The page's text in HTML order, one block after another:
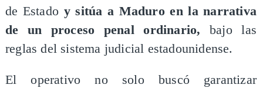
de Estado y sitúa a Maduro en la narrativa
de un proceso penal ordinario, bajo las
reglas del sistema judicial estadounidense.
El operativo no solo buscó garantizar